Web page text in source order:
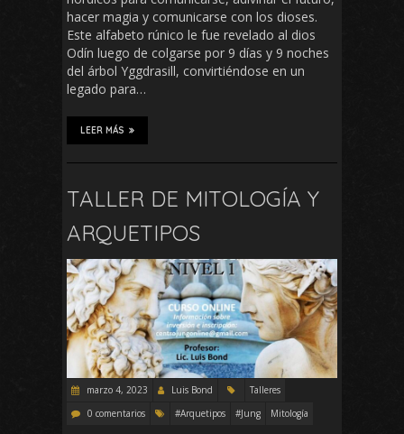
hacer magia y comunicarse con los dioses.
Este alfabeto rúnico le fue revelado al dios
Odín luego de colgarse por 9 días y 9 noches
del árbol Yggdrasill, convirtiéndose en un
legado para…
LEER MÁS
TALLER DE MITOLOGÍA Y
ARQUETIPOS
marzo 4, 2023 Luis Bond
Talleres
0 comentarios
#Arquetipos #Jung Mitología